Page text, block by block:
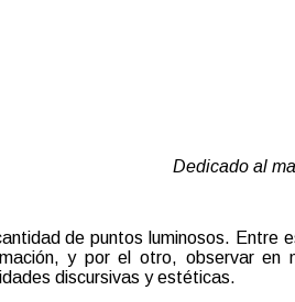
Dedicado al
de puntos luminosos. Entre
y por el otro, observar en
discursivas y estéticas.